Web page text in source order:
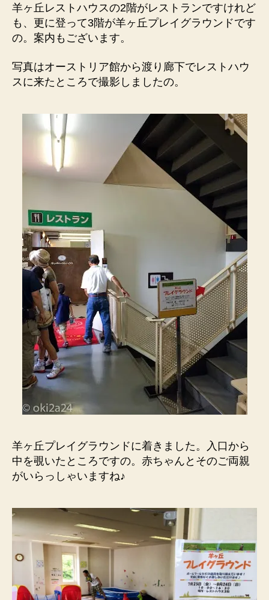
り
ま
す
♪
へ
羊ヶ丘レストハウスの2階がレストランですけれど
も、更に登って3階が羊ヶ丘プレイグラウンドです
の。案内もございます。
写真はオーストリア館から渡り廊下でレストハウ
スに来たところで撮影しましたの。
羊ヶ丘プレイグラウンドに着きました。入口から
中を覗いたところですの。赤ちゃんとそのご両親
がいらっしゃいますね♪